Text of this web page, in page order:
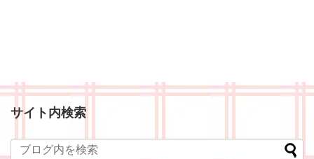
サイト内検索